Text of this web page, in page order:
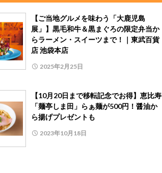
【ご当地グルメを味わう「大鹿児島
展」】黒毛和牛＆黒まぐろの限定弁当か
らラーメン・スイーツまで！｜東武百貨
店 池袋本店
2025年2月25日
【10月20日まで移転記念でお得】恵比寿
「麺亭しま田」らぁ麺が500円！醤油か
ら揚げプレゼントも
2023年10月18日